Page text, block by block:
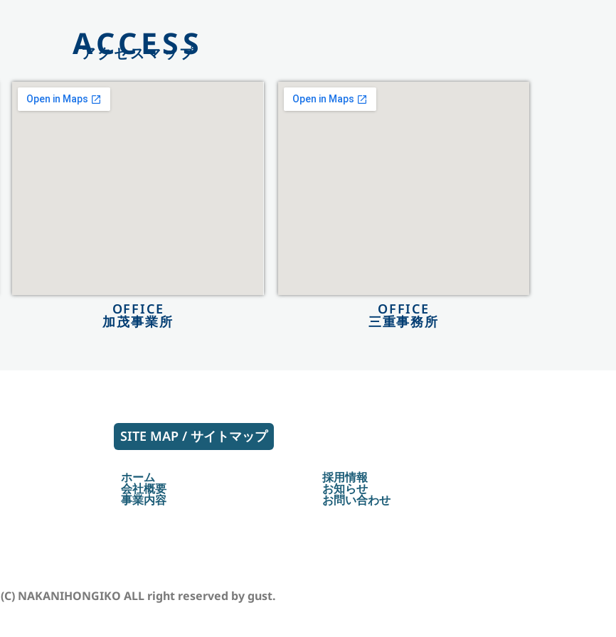
ACCESS
アクセスマップ
OFFICE
加茂事業所
OFFICE
三重事務所
SITE MAP / サイトマップ
ホーム
会社概要
事業内容
採用情報
お知らせ
お問い合わせ
(C) NAKANIHONGIKO ALL right reserved bygust.